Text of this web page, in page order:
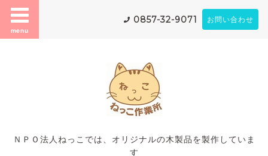
menu
0857-32-9071 お問い合わせ
ＮＰＯ法人ねっこでは、オリジナルの木製品を製作していま
す